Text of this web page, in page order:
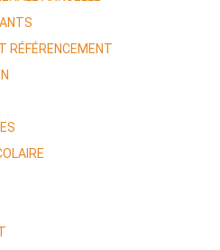
RÉFÉRENCEMENT